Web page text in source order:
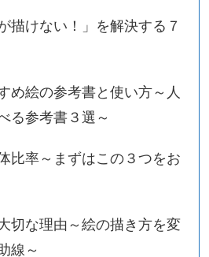
描けない！」を解決する７
め絵の参考書と使い方～人
る参考書３選～
比率～まずはこの３つをお
切な理由～絵の描き方を変
線～